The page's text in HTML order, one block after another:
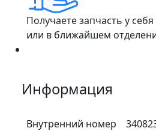
Получаете запчасть у
или в ближайшем
Информация
Внутренний номер